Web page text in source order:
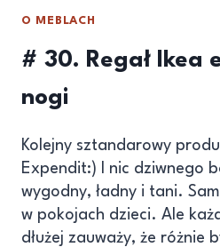
O MEBLACH
# 30. Regał Ikea
nogi
Kolejny sztandarowy
Expendit:) I nic dziwnego
wygodny, ładny i tani.
w pokojach dzieci. Ale
dłużej zauważy, że różnie